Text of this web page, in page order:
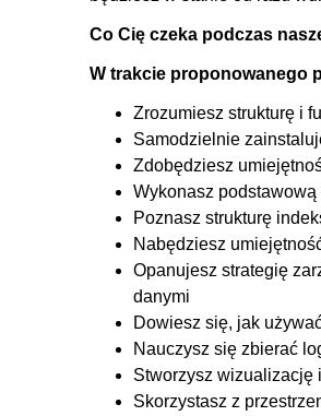
Co Cię czeka podczas
W trakcie proponowanego
Zrozumiesz strukturę i
Samodzielnie
Zdobędziesz
Wykonasz
Poznasz strukturę
Nabędziesz
Opanujesz strategię
danymi
Dowiesz się, jak
Nauczysz się zbierać
Stworzysz wizualizację
Skorzystasz z